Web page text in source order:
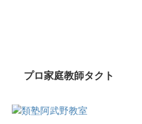
プロ家庭教師タクト